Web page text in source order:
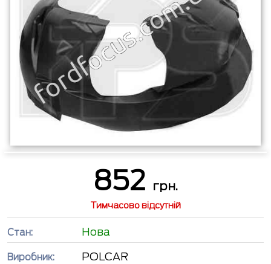
852 грн.
Тимчасово відсутній
Стан: Нова
Виробник: POLCAR